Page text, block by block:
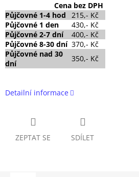
Cena bez DPH
Půjčovné 1-4 hod
215,- Kč
Půjčovné 1 den
430,- Kč
Půjčovné 2-7 dní
400,- Kč
Půjčovné 8-30 dní 370,- Kč
Půjčovné nad 30
dní
350,- Kč
Detailní informace
ZEPTAT SE SDÍLET